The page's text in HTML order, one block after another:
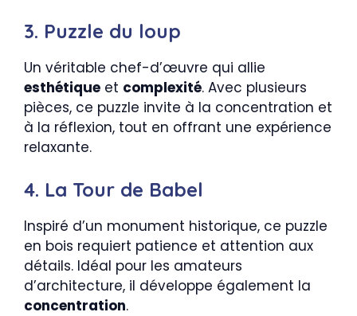
3. Puzzle du loup
Un véritable chef-d’œuvre qui allie
esthétique et complexité. Avec plusieurs
pièces, ce puzzle invite à la concentration et
à la réflexion, tout en offrant une expérience
relaxante.
4. La Tour de Babel
Inspiré d’un monument historique, ce puzzle
en bois requiert patience et attention aux
détails. Idéal pour les amateurs
d’architecture, il développe également la
concentration.